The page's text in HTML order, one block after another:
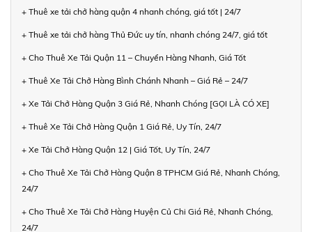
+ Thuê xe tải chở hàng quận 4 nhanh chóng, giá tốt | 24/7
+ Thuê xe tải chở hàng Thủ Đức uy tín, nhanh chóng 24/7, giá tốt
+ Cho Thuê Xe Tải Quận 11 – Chuyển Hàng Nhanh, Giá Tốt
+ Thuê Xe Tải Chở Hàng Bình Chánh Nhanh – Giá Rẻ – 24/7
+ Xe Tải Chở Hàng Quận 3 Giá Rẻ, Nhanh Chóng [GỌI LÀ CÓ XE]
+ Thuê Xe Tải Chở Hàng Quận 1 Giá Rẻ, Uy Tín, 24/7
+ Xe Tải Chở Hàng Quận 12 | Giá Tốt, Uy Tín, 24/7
+ Cho Thuê Xe Tải Chở Hàng Quận 8 TPHCM Giá Rẻ, Nhanh Chóng,
24/7
+ Cho Thuê Xe Tải Chở Hàng Huyện Củ Chi Giá Rẻ, Nhanh Chóng,
24/7